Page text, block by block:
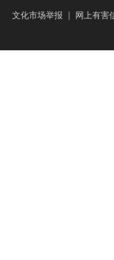
文化市场举报 网上有害